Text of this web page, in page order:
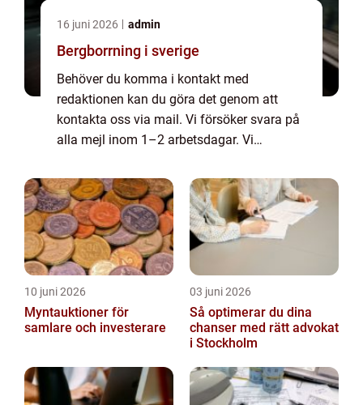
16 juni 2026 admin
Bergborrning i sverige
Behöver du komma i kontakt med
redaktionen kan du göra det genom att
kontakta oss via mail. Vi försöker svara på
alla mejl inom 1–2 arbetsdagar. Vi
kommentarer till innehållet på vår sida.
10 juni 2026
Myntauktioner för
samlare och investerare
03 juni 2026
Så optimerar du dina
chanser med rätt advokat
i Stockholm